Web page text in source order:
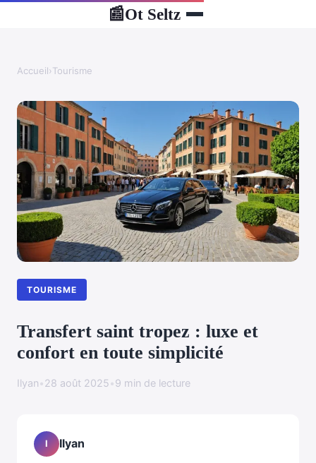
📰Ot Seltz
Accueil›Tourisme
TOURISME
Transfert saint tropez : luxe et
confort en toute simplicité
Ilyan•28 août 2025•9 min de lecture
I Ilyan